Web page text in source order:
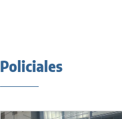
Policiales